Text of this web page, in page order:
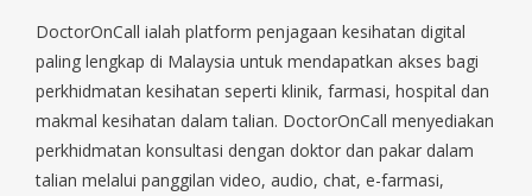
DoctorOnCall ialah platform penjagaan kesihatan digital
paling lengkap di Malaysia untuk mendapatkan akses bagi
perkhidmatan kesihatan seperti klinik, farmasi, hospital dan
makmal kesihatan dalam talian. DoctorOnCall menyediakan
perkhidmatan konsultasi dengan doktor dan pakar dalam
talian melalui panggilan video, audio, chat, e-farmasi,